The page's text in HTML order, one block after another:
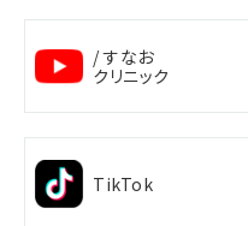
/ すなお
クリニック
TikTok